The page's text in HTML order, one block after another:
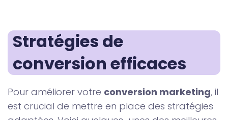
Stratégies de
conversion efficaces
Pour améliorer votre conversion marketing, il
est crucial de mettre en place des stratégies